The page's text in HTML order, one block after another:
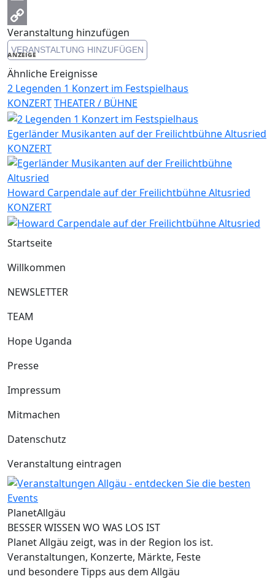
Email
Copy
Link
Veranstaltung hinzufügen
VERANSTALTUNG HINZUFÜGEN
ANZEIGE
Ähnliche Ereignisse
2 Legenden 1 Konzert im Festspielhaus
KONZERTTHEATER / BÜHNE
Egerländer Musikanten auf der Freilichtbühne Altusried
KONZERT
Howard Carpendale auf der Freilichtbühne Altusried
KONZERT
Startseite
Willkommen
NEWSLETTER
TEAM
Hope Uganda
Presse
Impressum
Mitmachen
Datenschutz
Veranstaltung eintragen
PlanetAllgäu
BESSER WISSEN WO WAS LOS IST
Planet Allgäu zeigt, was in der Region los ist.
Veranstaltungen, Konzerte, Märkte, Feste
und besondere Tipps aus dem Allgäu